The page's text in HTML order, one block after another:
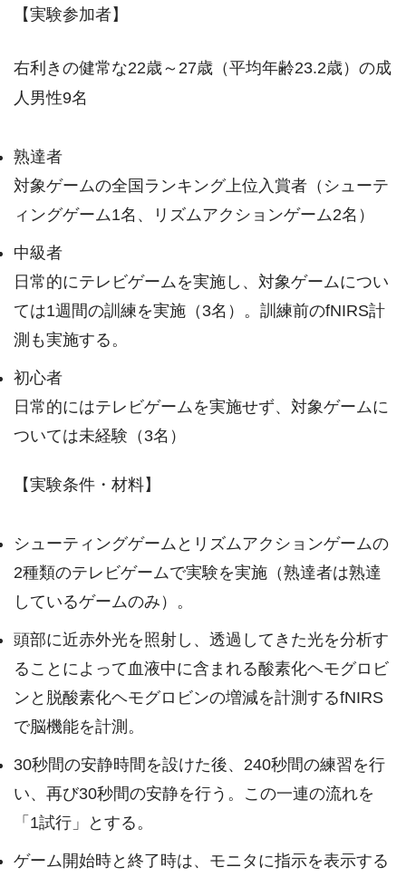
【実験参加者】
右利きの健常な22歳～27歳（平均年齢23.2歳）の成
人男性9名
熟達者
対象ゲームの全国ランキング上位入賞者（シューテ
ィングゲーム1名、リズムアクションゲーム2名）
中級者
日常的にテレビゲームを実施し、対象ゲームについ
ては1週間の訓練を実施（3名）。訓練前のfNIRS計
測も実施する。
初心者
日常的にはテレビゲームを実施せず、対象ゲームに
ついては未経験（3名）
【実験条件・材料】
シューティングゲームとリズムアクションゲームの
2種類のテレビゲームで実験を実施（熟達者は熟達
しているゲームのみ）。
頭部に近赤外光を照射し、透過してきた光を分析す
ることによって血液中に含まれる酸素化ヘモグロビ
ンと脱酸素化ヘモグロビンの増減を計測するfNIRS
で脳機能を計測。
30秒間の安静時間を設けた後、240秒間の練習を行
い、再び30秒間の安静を行う。この一連の流れを
「1試行」とする。
ゲーム開始時と終了時は、モニタに指示を表示する